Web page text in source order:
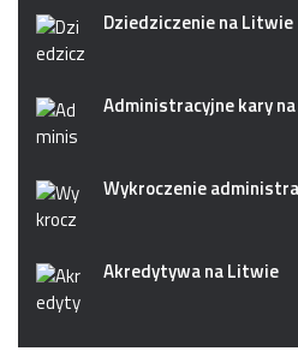
Dziedziczenie na Litwie
Administracyjne kary
Wykroczenie
Akredytywa na Litwie